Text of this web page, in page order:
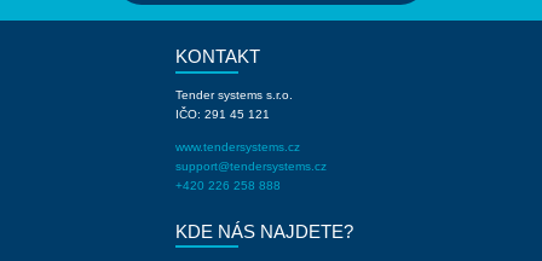
KONTAKT
Tender systems s.r.o.
IČO: 291 45 121
www.tendersystems.cz
support@tendersystems.cz
+420 226 258 888
KDE NÁS NAJDETE?